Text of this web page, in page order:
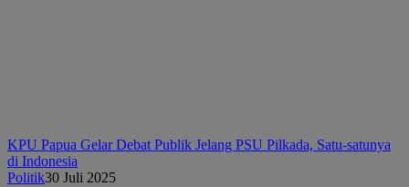
KPU Papua Gelar Debat Publik Jelang PSU Pilkada, Satu-satunya
di Indonesia
Politik30 Juli 2025